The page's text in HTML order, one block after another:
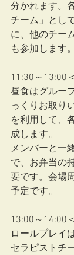
分かれます。
チーム」とし
に、他のチー
も参加します。
11:30～13:00
昼食はグルー
っくりお取り
を利用して、
成します。
メンバーと一
で、お弁当の
要です。会場
予定です。
13:00～14:00
ロールプレイ
セラピストチ